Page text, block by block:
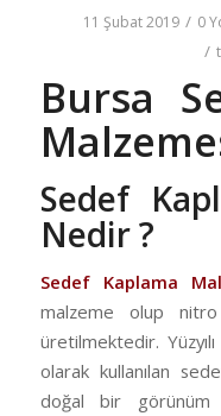
11 Şubat 2019 / 0
/
Bursa
Sedef
Nedir ?
Sedef Kaplama
malzeme olup
üretilmektedir.
olarak kullanılan
doğal bir